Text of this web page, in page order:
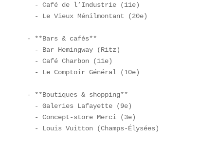
  - Café de l’Industrie (11e)
  - Le Vieux Ménilmontant (20e)
- **Bars & cafés**
  - Bar Hemingway (Ritz)
  - Café Charbon (11e)
  - Le Comptoir Général (10e)
- **Boutiques & shopping**
  - Galeries Lafayette (9e)
  - Concept-store Merci (3e)
  - Louis Vuitton (Champs-Élysées)